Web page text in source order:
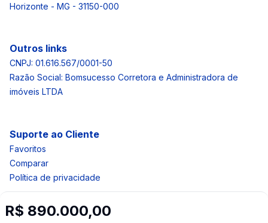
R$ 890.000,00
Horizonte - MG - 31150-000
Outros links
CNPJ: 01.616.567/0001-50
Razão Social: Bomsucesso Corretora e Administradora de
imóveis LTDA
Suporte ao Cliente
Favoritos
Comparar
Política de privacidade